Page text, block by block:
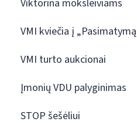
Viktorina moksleiviams
VMI kviečia į
VMI turto aukcionai
Įmonių VDU palyginimas
STOP šešėliui